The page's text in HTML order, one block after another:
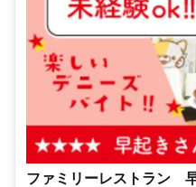
ファミリーレストラン